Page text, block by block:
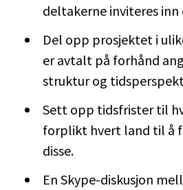
deltakerne inviteres
Del opp prosjektet i
er avtalt på forhånd
struktur og
Sett opp tidsfrister til
forplikt hvert land til å
disse.
En Skype-diskusjon